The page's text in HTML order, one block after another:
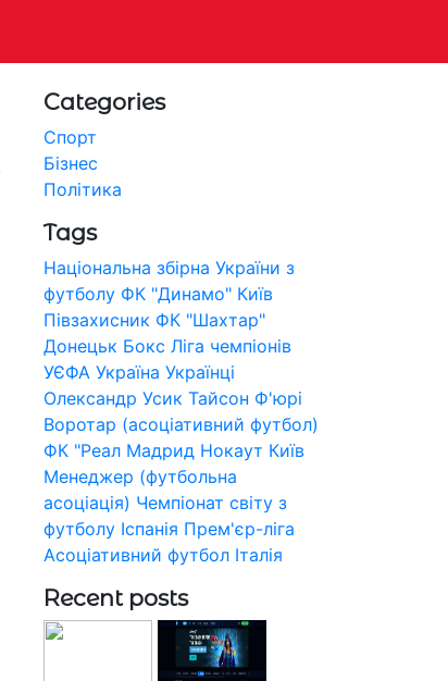
Categories
Спорт
Бізнес
Політика
Tags
Національна збірна України з
футболу ФК "Динамо" Київ
Півзахисник ФК "Шахтар"
Донецьк Бокс Ліга чемпіонів
УЄФА Україна Українці
Олександр Усик Тайсон Ф'юрі
Воротар (асоціативний футбол)
ФК "Реал Мадрид Нокаут Київ
Менеджер (футбольна
асоціація) Чемпіонат світу з
футболу Іспанія Прем'єр-ліга
Асоціативний футбол Італія
Recent posts